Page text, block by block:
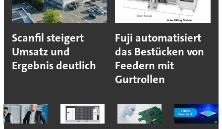
Scanfil steigert
Umsatz und
Ergebnis deutlich
Fuji automatisiert
das Bestücken von
Feedern mit
Gurtrollen